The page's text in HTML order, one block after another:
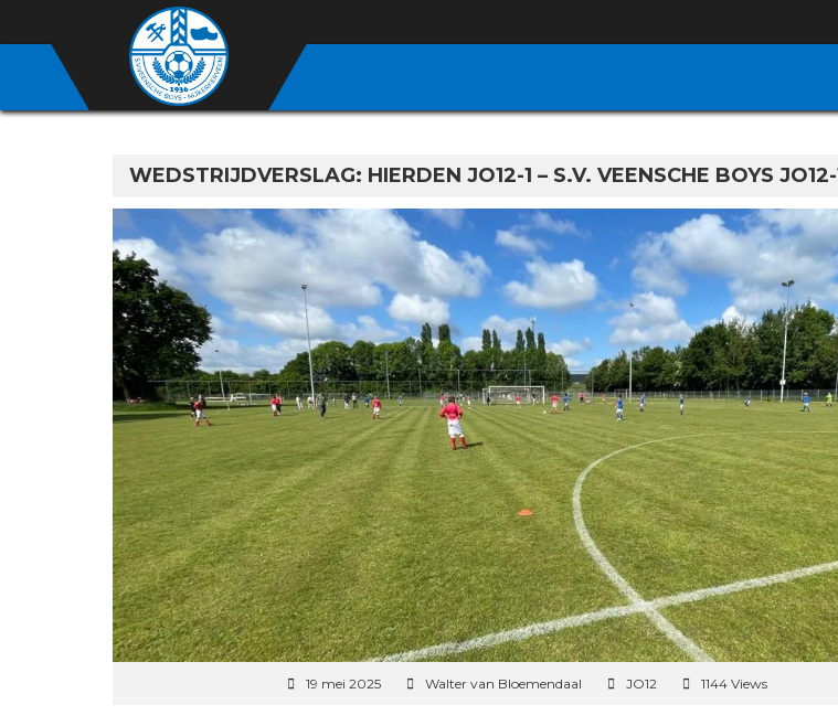
WEDSTRIJDVERSLAG: HIERDEN JO12-1 – S.V. VEENSCHE BOYS
19 mei 2025 Walter van Bloemendaal JO12 1144 Views